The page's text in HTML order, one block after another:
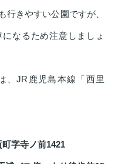
行きやすい公園ですが、
なるため注意しましょ
、JR鹿児島本線「西里
字寺ノ前1421